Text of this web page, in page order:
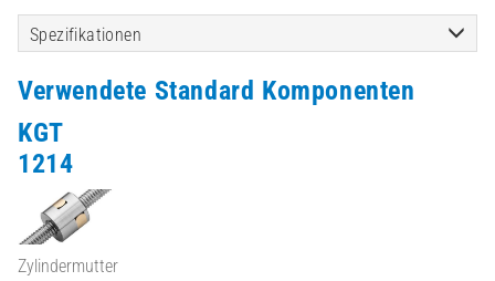
Spezifikationen
Verwendete Standard Komponenten
KGT
1214
Zylindermutter